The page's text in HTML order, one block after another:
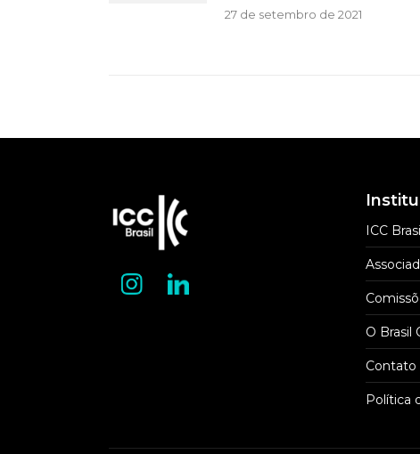
27 de setembro de 2021
ICC Brasil
O Brasil
Contato
Política